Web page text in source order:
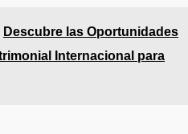
Descubre las Oportunidades
Internacional para